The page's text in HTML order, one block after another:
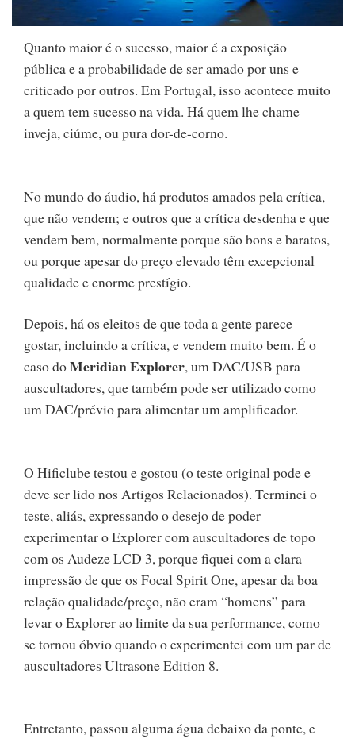
Quanto maior é o sucesso, maior é a exposição
pública e a probabilidade de ser amado por uns e
criticado por outros. Em Portugal, isso acontece muito
a quem tem sucesso na vida. Há quem lhe chame
inveja, ciúme, ou pura dor-de-corno.
No mundo do áudio, há produtos amados pela crítica,
que não vendem; e outros que a crítica desdenha e que
vendem bem, normalmente porque são bons e baratos,
ou porque apesar do preço elevado têm excepcional
qualidade e enorme prestígio.
Depois, há os eleitos de que toda a gente parece
gostar, incluindo a crítica, e vendem muito bem. É o
caso doMeridian Explorer, um DAC/USB para
auscultadores, que também pode ser utilizado como
um DAC/prévio para alimentar um amplificador.
O Hificlube testou e gostou (o teste original pode e
deve ser lido nos Artigos Relacionados). Terminei o
teste, aliás, expressando o desejo de poder
experimentar o Explorer com auscultadores de topo
com os Audeze LCD 3, porque fiquei com a clara
impressão de que os Focal Spirit One, apesar da boa
relação qualidade/preço, não eram “homens” para
levar o Explorer ao limite da sua performance, como
se tornou óbvio quando o experimentei com um par de
auscultadores Ultrasone Edition 8.
Entretanto, passou alguma água debaixo da ponte, e